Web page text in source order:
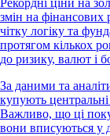
Рекордні ціни на
змін на фінансових
чітку логіку та
протягом кількох
до ризику, валют і
За даними та
купують
Важливо, що ці
вони вписуються у